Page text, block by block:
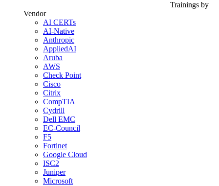
Trainings by
Vendor
AI CERTs
AI-Native
Anthropic
AppliedAI
Aruba
AWS
Check Point
Cisco
Citrix
CompTIA
Cydrill
Dell EMC
EC-Council
F5
Fortinet
Google Cloud
ISC2
Juniper
Microsoft